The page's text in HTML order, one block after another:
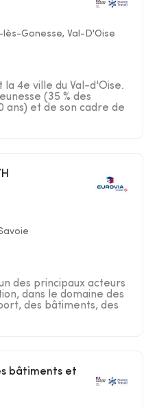
Gonesse, Val-D'Oise
4e ville du Val-d'Oise.
(35 % des
ans) et de son cadre de
des principaux acteurs
dans le domaine des
des bâtiments, des